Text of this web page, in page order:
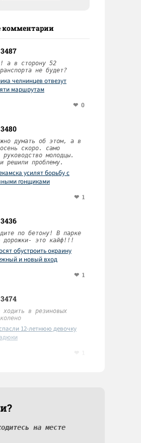
комментарии
а в сторону 52
не будет?
челнинцев отвезут
маршрутам
0
думать об этом, а в
скоро. само
руководство молодцы.
решили проблему.
усилят борьбу с
гонщиками
1
по бетону! В парке
дорожки- это кайф!!!
обустроить окраину
и новый вход
1
в резиновых
12-летнюю девочку
на месте